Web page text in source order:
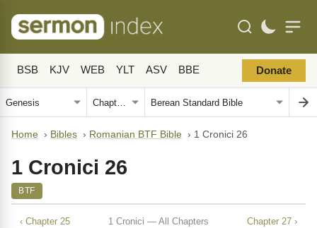
BSB KJV WEB YLT ASV BBE Donate
Home › Bibles › Romanian BTF Bible › 1 Cronici 26
1 Cronici 26
BTF
‹ Chapter 25 1 Cronici — All Chapters Chapter 27 ›